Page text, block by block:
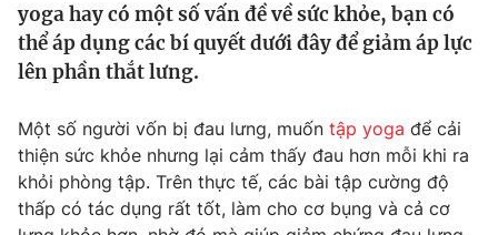
Thế giới
Tin tức
Thế giới đó đây
Câu chuyện quốc tế
Tài chính
Thị trường
Dữ liệu và đời sống
Truyền hình
yoga hay có một số vấn đề về sức khỏe, bạn có
thể áp dụng các bí quyết dưới đây để giảm áp lực
lên phần thắt lưng.
Một số người vốn bị đau lưng, muốn tập yoga để cải
thiện sức khỏe nhưng lại cảm thấy đau hơn mỗi khi ra
khỏi phòng tập. Trên thực tế, các bài tập cường độ
thấp có tác dụng rất tốt, làm cho cơ bụng và cả cơ